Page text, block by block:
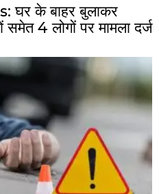
के बाहर बुलाकर
समेत 4 लोगों पर मामला दर्ज